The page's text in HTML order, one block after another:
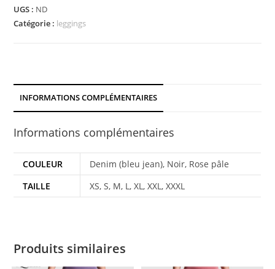
UGS : ND
Catégorie : leggings
INFORMATIONS COMPLÉMENTAIRES
Informations complémentaires
COULEUR
Denim (bleu jean), Noir, Rose pâle
TAILLE
XS, S, M, L, XL, XXL, XXXL
Produits similaires